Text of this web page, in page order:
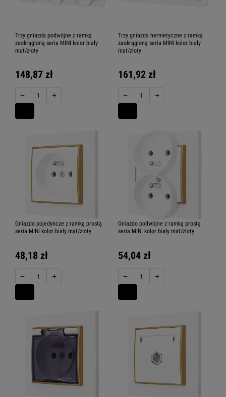
Trzy gniazda podwójne z ramką
zaokrągloną seria MINI kolor biały
mat/złoty
148,87 zł
− +
Trzy gniazda hermetyczne z ramką
zaokrągloną seria MINI kolor biały
mat/złoty
161,92 zł
− +
Gniazdo pojedyncze z ramką prostą
seria MINI kolor biały mat/złoty
48,18 zł
− +
Gniazdo podwójne z ramką prostą
seria MINI kolor biały mat/złoty
54,04 zł
− +